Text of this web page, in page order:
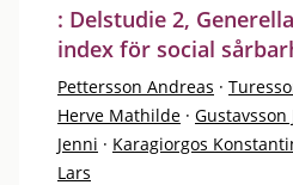
: Delstudie 2,
index för social
Pettersson Andreas ·
Herve Mathilde · Gustavsson
Jenni · Karagiorgos
Lars